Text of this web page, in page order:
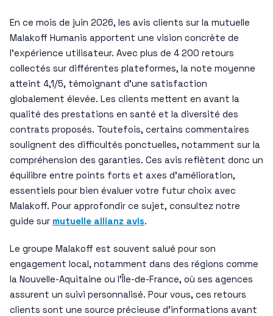
En ce mois de juin 2026, les avis clients sur la mutuelle
Malakoff Humanis apportent une vision concrète de
l’expérience utilisateur. Avec plus de 4 200 retours
collectés sur différentes plateformes, la note moyenne
atteint 4,1/5, témoignant d’une satisfaction
globalement élevée. Les clients mettent en avant la
qualité des prestations en santé et la diversité des
contrats proposés. Toutefois, certains commentaires
soulignent des difficultés ponctuelles, notamment sur la
compréhension des garanties. Ces avis reflètent donc un
équilibre entre points forts et axes d’amélioration,
essentiels pour bien évaluer votre futur choix avec
Malakoff. Pour approfondir ce sujet, consultez notre
guide sur mutuelle allianz avis.
Le groupe Malakoff est souvent salué pour son
engagement local, notamment dans des régions comme
la Nouvelle-Aquitaine ou l’Île-de-France, où ses agences
assurent un suivi personnalisé. Pour vous, ces retours
clients sont une source précieuse d’informations avant